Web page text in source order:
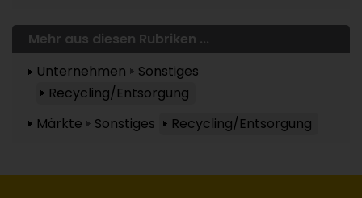
Mehr aus diesen Rubriken ...
Unternehmen
Sonstiges
Recycling/Entsorgung
Märkte
Sonstiges Recycling/Entsorgung